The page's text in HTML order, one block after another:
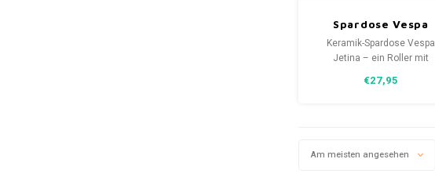
Spardose Vespa
Jetina
Keramik-Spardose Vespa
Jetina – ein Roller mit
hochwertiger Keramik
€27,95
Am meisten angesehen